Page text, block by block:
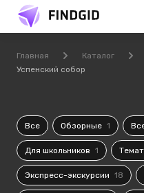
Главная Каталог
Успенский собор
Все Обзорные 1
Для школьников 1
Экспресс-экскурсии 18